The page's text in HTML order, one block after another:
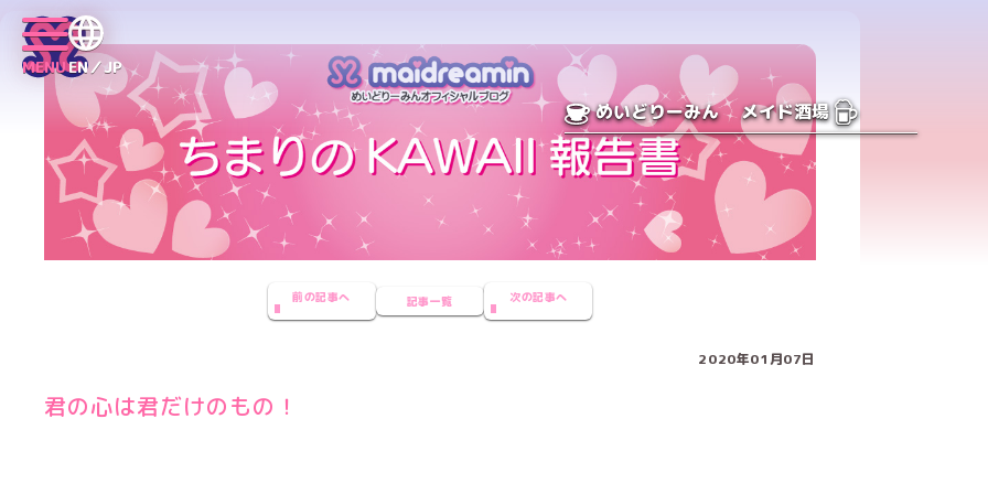
MENUEN／JP
めいどりーみん メイド酒場
前の記事へ 記事一覧 次の記事へ
2020年01月07日
君の心は君だけのもの！